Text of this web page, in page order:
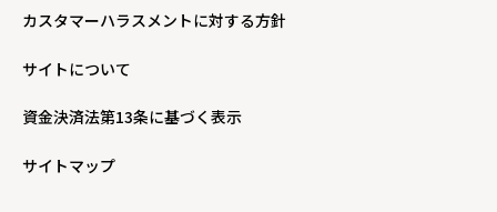
カスタマーハラスメントに対する方針
サイトについて
資金決済法第13条に基づく表示
サイトマップ